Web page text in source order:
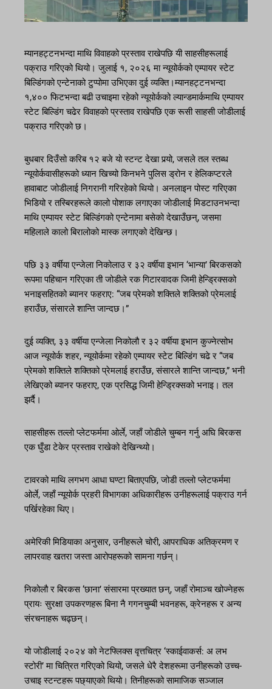
म्यानहट्टनभन्दा माथि विवाहको प्रस्ताव राखेपछि यी साहसीहरूलाई
पक्राउ गरिएको थियो। जुलाई १, २०२६ मा न्यूयोर्कको एम्पायर स्टेट
बिल्डिंगको एन्टेनाको टुप्पोमा उभिएका दुई व्यक्ति।म्यानहट्टनभन्दा
१,४०० फिटभन्दा बढी उचाइमा रहेको न्यूयोर्कको ल्यान्डमार्कमाथि एम्पायर
स्टेट बिल्डिंग चढेर विवाहको प्रस्ताव राखेपछि एक रूसी साहसी जोडीलाई
पक्राउ गरिएको छ।
बुधबार दिउँसो करिब १२ बजे यो स्टन्ट देखा पर्‍यो, जसले तल स्तब्ध
न्यूयोर्कवासीहरूको ध्यान खिच्यो किनभने पुलिस ड्रोन र हेलिकप्टरले
हावाबाट जोडीलाई निगरानी गरिरहेको थियो। अनलाइन पोस्ट गरिएका
भिडियो र तस्बिरहरूले कालो पोशाक लगाएका जोडीलाई मिडटाउनभन्दा
माथि एम्पायर स्टेट बिल्डिंगको एन्टेनामा बसेको देखाउँछन्, जसमा
महिलाले कालो बिरालोको मास्क लगाएको देखिन्छ।
पछि ३३ वर्षीया एन्जेला निकोलाउ र ३२ वर्षीया इभान ‘भान्या’ बिरकसको
रूपमा पहिचान गरिएका ती जोडीले रक गिटारवादक जिमी हेन्ड्रिक्सको
भनाइसहितको ब्यानर फहराए: “जब प्रेमको शक्तिले शक्तिको प्रेमलाई
हराउँछ, संसारले शान्ति जान्दछ।”
दुई व्यक्ति, ३३ वर्षीया एन्जेला निकोलौ र ३२ वर्षीया इभान कुज्नेत्सोभ
आज न्यूयोर्क शहर, न्यूयोर्कमा रहेको एम्पायर स्टेट बिल्डिंग चढे र “जब
प्रेमको शक्तिले शक्तिको प्रेमलाई हराउँछ, संसारले शान्ति जान्दछ,” भनी
लेखिएको ब्यानर फहराए, एक प्रसिद्ध जिमी हेन्ड्रिक्सको भनाइ। तल
झर्दै।
साहसीहरू तल्लो प्लेटफर्ममा ओर्ले, जहाँ जोडीले चुम्बन गर्नु अघि बिरकस
एक घुँडा टेकेर प्रस्ताव राखेको देखिन्थ्यो।
टावरको माथि लगभग आधा घण्टा बिताएपछि, जोडी तल्लो प्लेटफर्ममा
ओर्ले, जहाँ न्यूयोर्क प्रहरी विभागका अधिकारीहरू उनीहरूलाई पक्राउ गर्न
पर्खिरहेका थिए।
अमेरिकी मिडियाका अनुसार, उनीहरूले चोरी, आपराधिक अतिक्रमण र
लापरवाह खतरा जस्ता आरोपहरूको सामना गर्छन्।
निकोलौ र बिरकस ‘छाना’ संसारमा प्रख्यात छन्, जहाँ रोमाञ्च खोज्नेहरू
प्रायः सुरक्षा उपकरणहरू बिना नै गगनचुम्बी भवनहरू, क्रेनहरू र अन्य
संरचनाहरू चढ्छन्।
यो जोडीलाई २०२४ को नेटफ्लिक्स वृत्तचित्र ‘स्काईवाकर्स: अ लभ
स्टोरी’ मा चित्रित गरिएको थियो, जसले धेरै देशहरूमा उनीहरूको उच्च-
उचाइ स्टन्टहरू पछ्याएको थियो। तिनीहरूको सामाजिक सञ्जाल